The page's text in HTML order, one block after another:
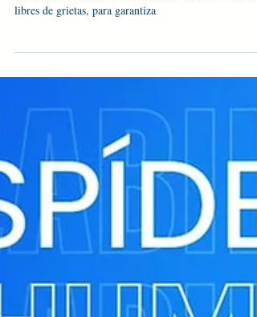
Este reportaje aborda la importancia de mantener los
libres de grietas, para garantiza